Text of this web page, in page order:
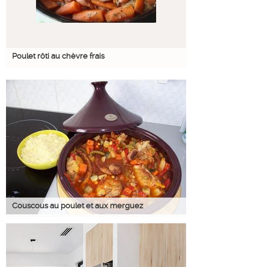
Poulet rôti au chèvre frais
Couscous au poulet et aux merguez